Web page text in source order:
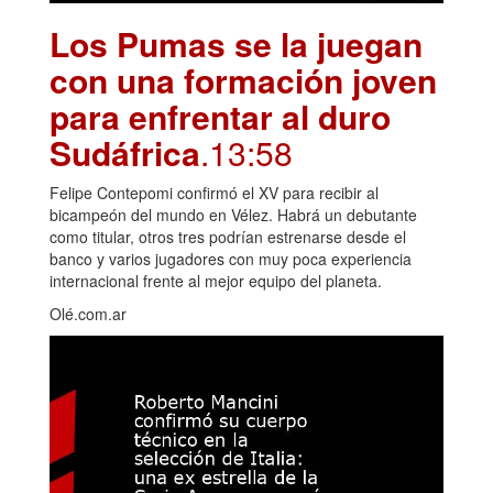
Los Pumas se la juegan
con una formación joven
para enfrentar al duro
Sudáfrica.13:58
Felipe Contepomi confirmó el XV para recibir al
bicampeón del mundo en Vélez. Habrá un debutante
como titular, otros tres podrían estrenarse desde el
banco y varios jugadores con muy poca experiencia
internacional frente al mejor equipo del planeta.
Olé.com.ar